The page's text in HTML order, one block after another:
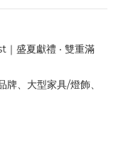
盛夏獻禮 ‧ 雙重滿
、大型家具/燈飾、